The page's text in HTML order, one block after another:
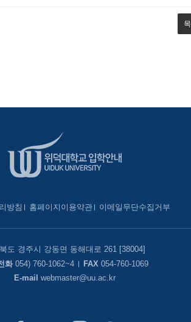
방침 홈페이지이용약관 이메일무단수집거부
도 경주시 강동면 동해대로 261 [38004]
화054) 760-1062~4 FAX 054-760-1069
E-mail webmaster@uu.ac.kr